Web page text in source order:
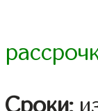
Сроки: